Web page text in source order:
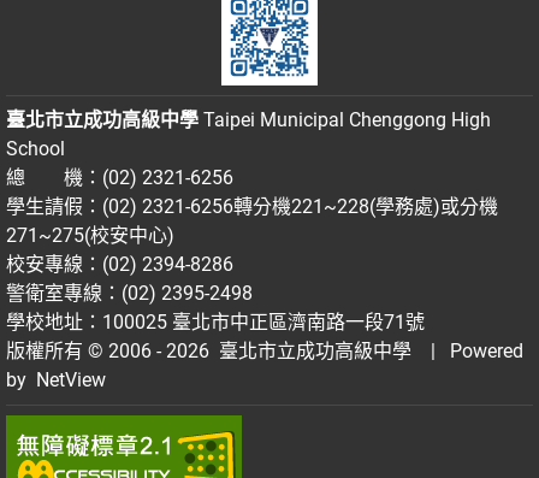
臺北市立成功高級中學 Taipei Municipal Chenggong High
School
總 機：(02) 2321-6256
學生請假：(02) 2321-6256轉分機221~228(學務處)或分機
271~275(校安中心)
校安專線：(02) 2394-8286
警衛室專線：(02) 2395-2498
學校地址：100025 臺北市中正區濟南路一段71號
版權所有 © 2006 - 2026 臺北市立成功高級中學
| Powered
by NetView